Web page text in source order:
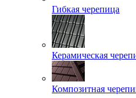
Гибкая черепица
Керамическая
Композитная